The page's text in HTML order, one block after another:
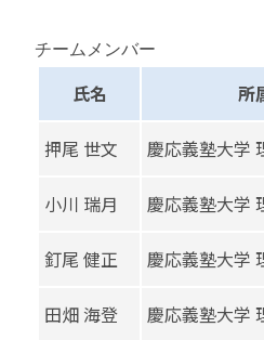
チームメンバー
氏名 所
押尾 世文 慶応義塾大学
小川 瑞月 慶応義塾大学
釘尾 健正 慶応義塾大学
田畑 海登 慶応義塾大学